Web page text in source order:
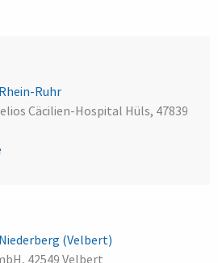
Ruhr
Cäcilien-Hospital Hüls, 47839
(Velbert)
42549 Velbert